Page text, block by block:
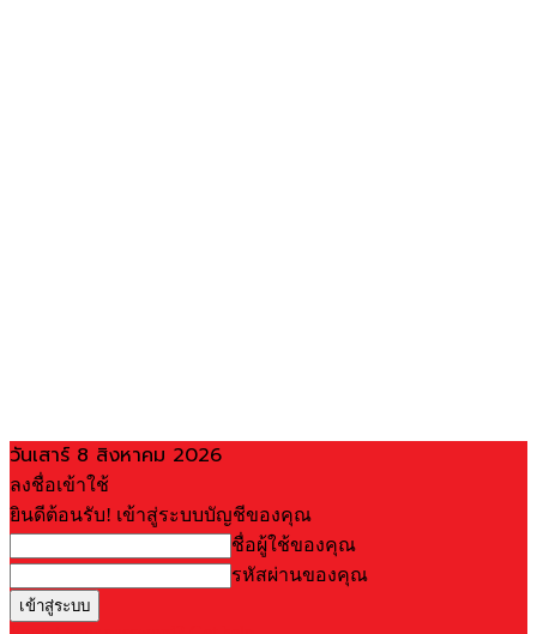
วันเสาร์ 8 สิงหาคม 2026
ลงชื่อเข้าใช้
ยินดีต้อนรับ! เข้าสู่ระบบบัญชีของคุณ
ชื่อผู้ใช้ของคุณ
รหัสผ่านของคุณ